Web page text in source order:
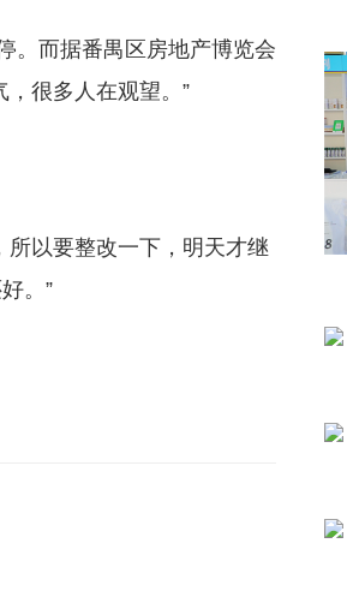
。而据番禺区房地产博览会
很多人在观望。”
所以要整改一下，明天才继
。”